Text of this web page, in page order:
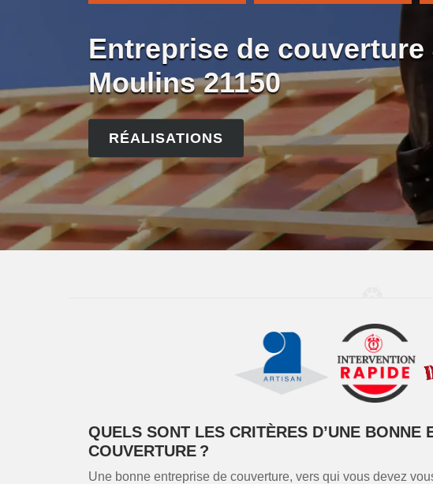
Entreprise de
Moulins 21150
RÉALISATIONS
QUELS SONT LES CRITÈRES D’UNE BONNE
COUVERTURE ?
Une bonne entreprise de couverture, vers qui vous devez